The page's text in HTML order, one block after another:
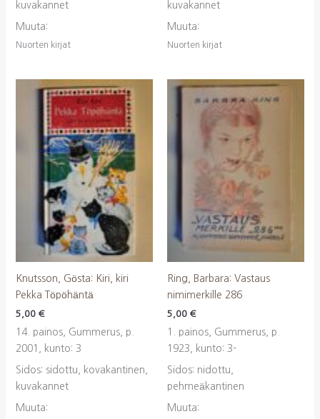
kuvakannet
Muuta:
Nuorten kirjat
kuvakannet
Muuta:
Nuorten kirjat
Knutsson, Gösta: Kiri, kiri
Pekka Töpöhäntä
5,00 €
14. painos, Gummerus, p.
2001, kunto: 3
Sidos: sidottu, kovakantinen,
kuvakannet
Muuta:
Ring, Barbara: Vastaus
nimimerkille 286
5,00 €
1. painos, Gummerus, p.
1923, kunto: 3-
Sidos: nidottu,
pehmeäkantinen
Muuta: